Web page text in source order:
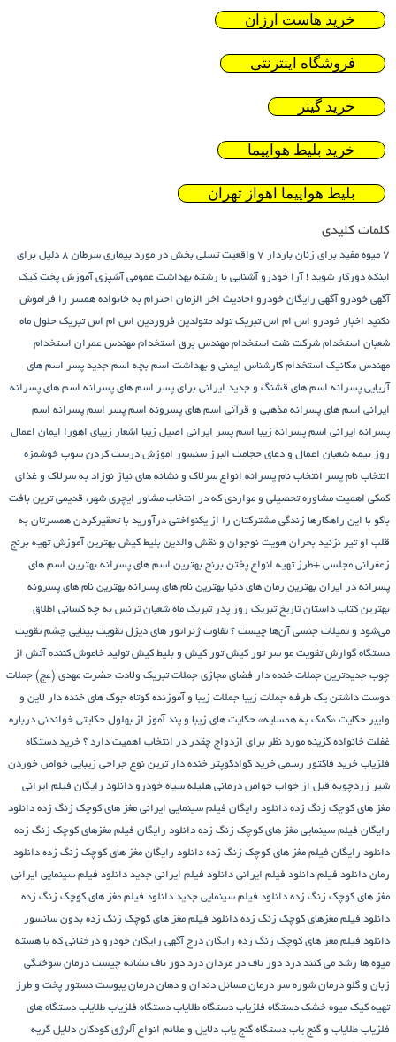
خرید هاست ارزان
فروشگاه اینترنتی
خرید گینر
خرید بلیط هواپیما
بلیط هواپیما اهواز تهران
کلمات کلیدی
7 میوه مفید برای زنان باردار 7 واقعیت تسلی بخش در مورد بیماری سرطان
8 دلیل برای
اینکه دورکار شوید ! آرا خودرو آشنایی با رشته بهداشت عمومی آشپزی آموزش پخت کیک
آگهی خودرو آگهی رایگان خودرو احادیث اخر الزمان احترام به خانواده همسر را فراموش
نکنید اخبار خودرو اس ام اس تبریک تولد متولدین فروردین اس ام اس تبریک حلول ماه
شعبان استخدام شرکت نفت استخدام مهندس برق استخدام مهندس عمران استخدام
مهندس مکانیک استخدام کارشناس ایمنی و بهداشت اسم بچه اسم جدید پسر اسم های
آریایی پسرانه اسم های قشنگ و جدید ایرانی برای پسر اسم های پسرانه اسم های پسرانه
ایرانی اسم های پسرانه مذهبی و قرآنی اسم های پسرونه اسم پسر اسم پسرانه اسم
پسرانه ایرانی اسم پسرانه زیبا اسم پسر ایرانی اصیل زیبا اشعار زیبای اهورا ایمان اعمال
روز نیمه شعبان اعمال و دعای حجامت البرز سنسور اموزش درست کردن سوپ خوشمزه
انتخاب نام پسر انتخاب نام پسرانه انواع سرلاک و نشانه های نیاز نوزاد به سرلاک و غذای
کمکی اهمیت مشاوره تحصیلی و مواردی که در انتخاب مشاور ایچری شهر، قدیمی ترین بافت
باکو با این راهکارها زندگی مشترکتان را از یکنواختی درآورید با تحقیرکردن همسرتان به
قلب او تیر نزنید بحران هویت نوجوان و نقش والدین بلیط کیش بهترین آموزش تهیه برنج
زعفرانی مجلسی +طرز تهیه انواع پختن برنج بهترین اسم های پسرانه بهترین اسم های
پسرانه در ایران بهترین رمان های دنیا بهترین نام های پسرانه بهترین نام های پسرونه
بهترین کتاب داستان تاریخ تبریک روز پدر تبریک ماه شعبان ترنس به چه کسانی اطلاق
می‌شود و تمیلات جنسی آن‌ها چیست ؟ تفاوت ژنراتور های دیزل تقویت بینایی چشم تقویت
دستگاه گوارش تقویت مو سر تور کیش تور کیش و بلیط کیش تولید خاموش کننده آتش از
چوب جدیدترین جملات خنده دار فضای مجازی جملات تبریک ولادت حضرت مهدی (عج) جملات
دوست داشتن یک طرفه جملات زیبا جملات زیبا و آموزنده کوتاه جوک های خنده دار لاین و
وایبر حکایت «کمک به همسایه» حکایت های زیبا و پند آموز از بهلول حکایتی خواندنی درباره
غفلت خانواده گزینه مورد نظر برای ازدواج چقدر در انتخاب اهمیت دارد ؟ خرید دستگاه
فلزیاب خرید فاکتور رسمی خرید کوادکوپتر خنده دار ترین نوع جراحی زیبایی خواص خوردن
شیر زردچوبه قبل از خواب خواص درمانی هلیله سیاه خودرو دانلود رایگان فیلم ایرانی
مغز های کوچک زنگ زده دانلود رایگان فیلم سینمایی ایرانی مغز های کوچک زنگ زده دانلود
رایگان فیلم سینمایی مغز های کوچک زنگ زده دانلود رایگان فیلم مغزهای کوچک زنگ زده
دانلود رایگان فیلم مغز های کوچک زنگ زده دانلود رایگان مغز های کوچک زنگ زده دانلود
رمان دانلود فیلم دانلود فیلم ایرانی دانلود فیلم ایرانی جدید دانلود فیلم سینمایی ایرانی
مغز های کوچک زنگ زده دانلود فیلم سینمایی جدید دانلود فیلم مغز های کوچک زنگ زده
دانلود فیلم مغزهای کوچک زنگ زده دانلود فیلم مغز های کوچک زنگ زده بدون سانسور
دانلود فیلم مغز های کوچک زنگ زده رایگان درج آگهی رایگان خودرو درختانی که با هسته
میوه ها رشد می کنند درد دور ناف در مردان درد دور ناف نشانه چیست درمان سوختگی
زبان و گلو درمان شوره سر درمان مسائل دندان و دهان درمان یبوست دستور پخت و طرز
تهیه کیک میوه خشک دستگاه فلزیاب دستگاه‌ طلایاب دستگاه‌ فلزیاب طلایاب دستگاه‌ های
فلزیاب طلایاب و گنج‌ یاب دستگاه‌ گنج‌ یاب دلایل و علائم انواع آلرژی کودکان دلایل گریه